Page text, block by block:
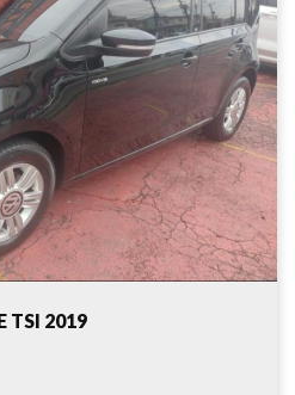
TSI 2019